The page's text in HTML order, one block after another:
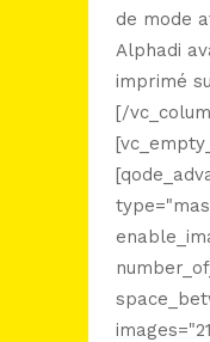
de mode
Alphadi
imprimé
[/